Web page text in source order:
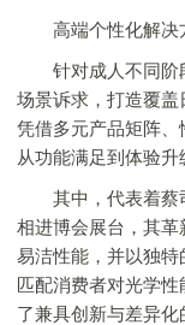
高端个性化解决
针对成人不同阶
场景诉求，打造覆盖
凭借多元产品矩阵
从功能满足到体验升
其中，代表着蔡司
相进博会展台，其
易洁性能，并以独
匹配消费者对光学
了兼具创新与差异化